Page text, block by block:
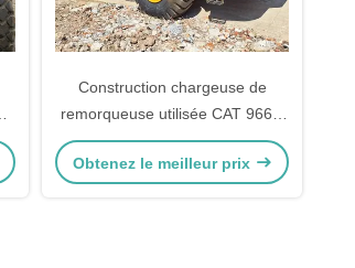
Construction chargeuse de
remorqueuse utilisée CAT 966H
6T Charge de deuxième main
Tracteur chargeuse de
Obtenez le meilleur prix